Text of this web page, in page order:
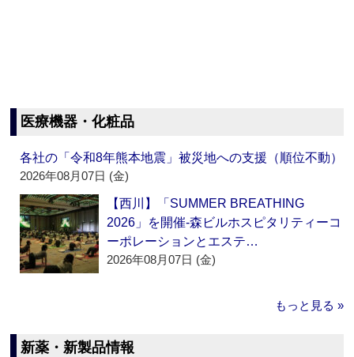
医療機器・化粧品
各社の「令和8年熊本地震」被災地への支援（順位不動）
2026年08月07日 (金)
【西川】「SUMMER BREATHING
2026」を開催‐森ビルホスピタリティーコ
ーポレーションとエステ…
2026年08月07日 (金)
もっと見る »
新薬・新製品情報